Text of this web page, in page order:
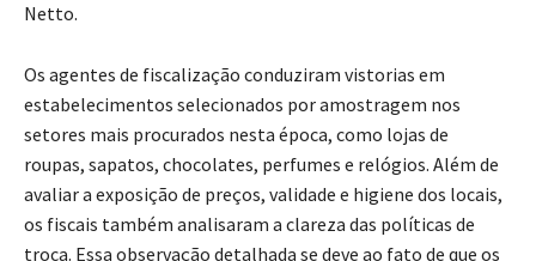
Netto.
Os agentes de fiscalização conduziram vistorias em
estabelecimentos selecionados por amostragem nos
setores mais procurados nesta época, como lojas de
roupas, sapatos, chocolates, perfumes e relógios. Além de
avaliar a exposição de preços, validade e higiene dos locais,
os fiscais também analisaram a clareza das políticas de
troca. Essa observação detalhada se deve ao fato de que os